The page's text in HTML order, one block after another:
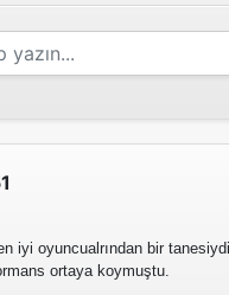
iyi oyuncualrından bir
ortaya koymuştu.